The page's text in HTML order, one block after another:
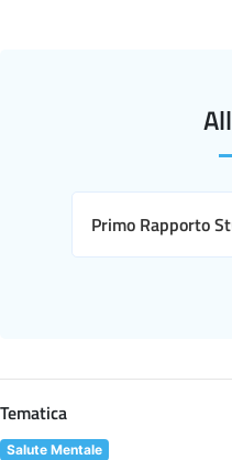
Primo Rapporto
Tematica
Salute Mentale